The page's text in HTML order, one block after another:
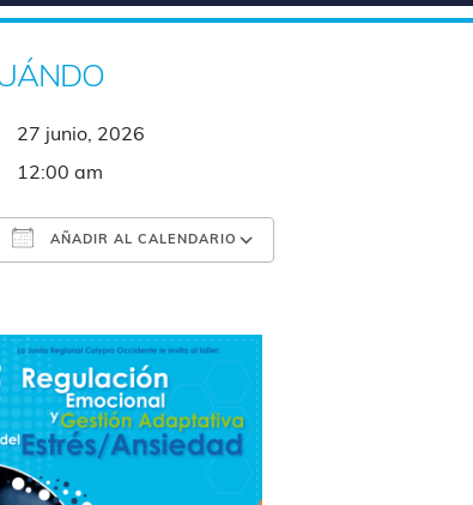
27 junio, 2026
12:00 am
AÑADIR AL CALENDARIO